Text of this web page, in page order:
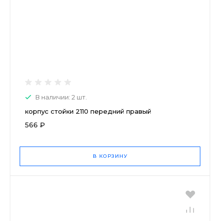
В наличии: 2 шт.
корпус стойки 2110 передний правый
566 ₽
В КОРЗИНУ